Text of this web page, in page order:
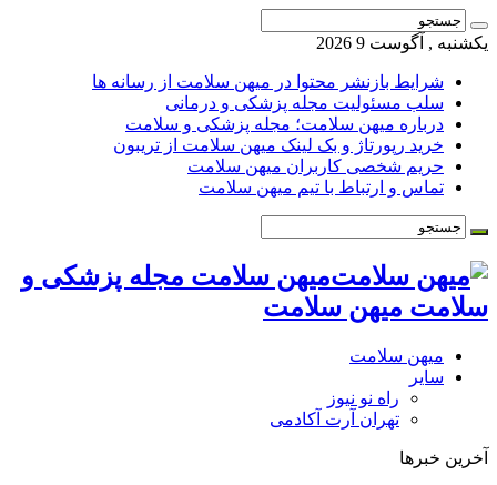
یکشنبه , آگوست 9 2026
شرایط بازنشر محتوا در میهن سلامت از رسانه ها
سلب مسئولیت مجله پزشکی و درمانی
درباره میهن سلامت؛ مجله پزشکی و سلامت
خرید رپورتاژ و بک لینک میهن سلامت از تریبون
حریم شخصی کاربران میهن سلامت
تماس و ارتباط با تیم میهن سلامت
میهن سلامت مجله پزشکی و
سلامت میهن سلامت
میهن سلامت
سایر
راه نو نیوز
تهران آرت آکادمی
آخرین خبرها